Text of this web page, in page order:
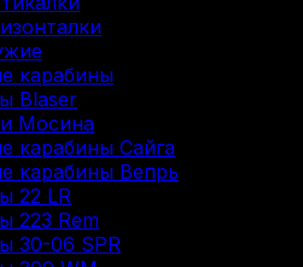
карабины
Blaser
Мосина
карабины Сайга
карабины Вепрь
22 LR
223 Rem
30-06 SPR